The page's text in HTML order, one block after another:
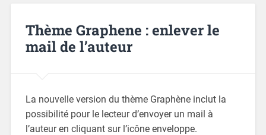
Thème Graphene : enlever le
mail de l’auteur
La nouvelle version du thème Graphène inclut la
possibilité pour le lecteur d’envoyer un mail à
l’auteur en cliquant sur l’icône enveloppe.